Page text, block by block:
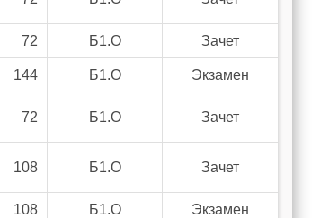
72 Б1.О Зачет
144 Б1.О Экзамен
72 Б1.О Зачет
108 Б1.О Зачет
108 Б1.О Экзамен